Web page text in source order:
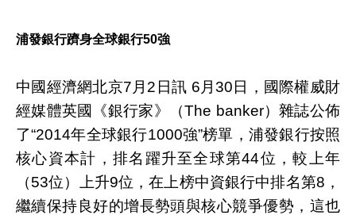
浦發銀行躋身全球銀行50強
中國經濟網北京7月2日訊 6月30日，國際權威財
經媒體英國《銀行家》（The banker）雜誌公佈
了“2014年全球銀行1000強”榜單，浦發銀行按照
核心資本計，排名躍升至全球第44位，較上年
（53位）上升9位，在上榜中資銀行中排名第8，
繼續保持良好的增長勢頭與核心競爭優勢，這也